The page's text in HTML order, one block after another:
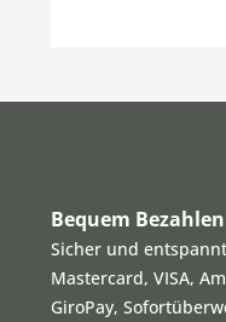
Bequem Bezahlen
Sicher und
Mastercard, VISA,
GiroPay,